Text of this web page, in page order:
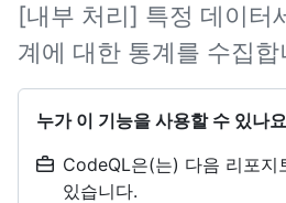
[내부 처리] 특정 데이터
계에 대한 통계를 수집합
누가 이 기능을 사용할 수 있나
CodeQL은(는) 다음 리포지
있습니다.